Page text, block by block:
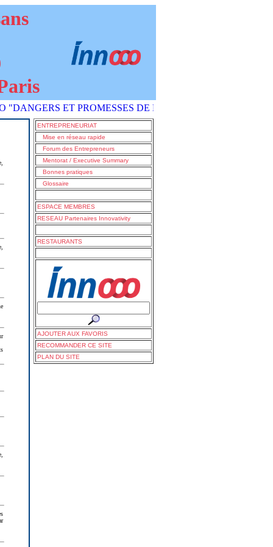
ET PROMESSES DE L'IA COMMENT S'EN SORTIR ?"
ENTREPRENEURIAT
Mise en réseau rapide
Forum des Entrepreneurs
Mentorat / Executive Summary
Bonnes pratiques
Glossaire
ESPACE MEMBRES
RESEAU Partenaires Innovativity
RESTAURANTS
AJOUTER AUX FAVORIS
RECOMMANDER CE SITE
PLAN DU SITE